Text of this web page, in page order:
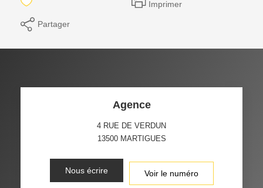
Imprimer
Partager
Agence
4 RUE DE VERDUN
13500 MARTIGUES
Nous écrire Voir le numéro